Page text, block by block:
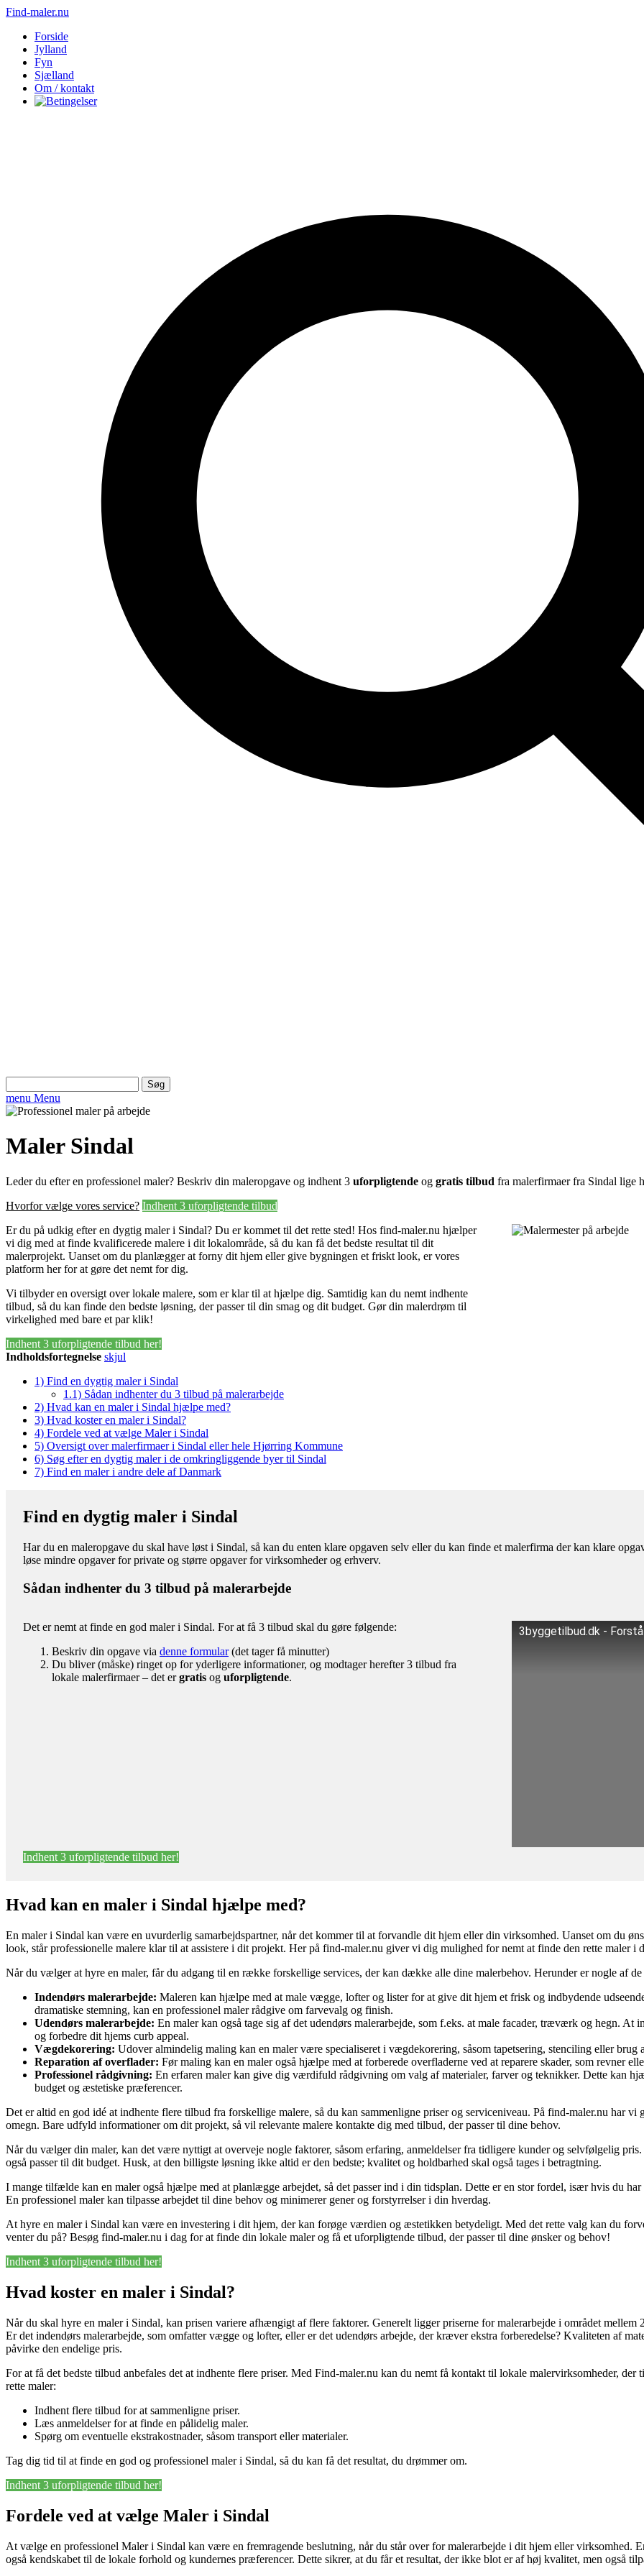
Find-maler.nu
Forside
Jylland
Fyn
Sjælland
Om / kontakt
efter:
menu Menu
Maler Sindal
Leder du efter en professionel maler? Beskriv din maleropgave og indhent 3 uforpligtende og gratis tilbud fra malerfirmaer fra Sindal lige
Hvorfor vælge vores service? Indhent 3 uforpligtende tilbud
Er du på udkig efter en dygtig maler i Sindal? Du er kommet til det rette sted! Hos find-maler.nu hjælper
vi dig med at finde kvalificerede malere i dit lokalområde, så du kan få det bedste resultat til dit
malerprojekt. Uanset om du planlægger at forny dit hjem eller give bygningen et friskt look, er vores
platform her for at gøre det nemt for dig.
Vi tilbyder en oversigt over lokale malere, som er klar til at hjælpe dig. Samtidig kan du nemt indhente
tilbud, så du kan finde den bedste løsning, der passer til din smag og dit budget. Gør din malerdrøm til
virkelighed med bare et par klik!
Indhent 3 uforpligtende tilbud her!
Indholdsfortegnelse skjul
1) Find en dygtig maler i Sindal
1.1) Sådan indhenter du 3 tilbud på malerarbejde
2) Hvad kan en maler i Sindal hjælpe med?
3) Hvad koster en maler i Sindal?
4) Fordele ved at vælge Maler i Sindal
5) Oversigt over malerfirmaer i Sindal eller hele Hjørring Kommune
6) Søg efter en dygtig maler i de omkringliggende byer til Sindal
7) Find en maler i andre dele af Danmark
Find en dygtig maler i Sindal
Har du en maleropgave du skal have løst i Sindal, så kan du enten klare opgaven selv eller du kan finde et malerfirma der kan klare
løse mindre opgaver for private og større opgaver for virksomheder og erhverv.
Sådan indhenter du 3 tilbud på malerarbejde
Det er nemt at finde en god maler i Sindal. For at få 3 tilbud skal du gøre følgende:
Beskriv din opgave via denne formular(det tager få minutter)
Du bliver (måske) ringet op for yderligere informationer, og modtager herefter 3 tilbud fra
lokale malerfirmaer – det ergratis og uforpligtende.
3byggetilbud.dk -
Indhent 3 uforpligtende tilbud her!
Hvad kan en maler i Sindal hjælpe med?
En maler i Sindal kan være en uvurderlig samarbejdspartner, når det kommer til at forvandle dit hjem eller din virksomhed. Uanset om du
look, står professionelle malere klar til at assistere i dit projekt. Her på find-maler.nu giver vi dig mulighed for nemt at finde den rette maler i
Når du vælger at hyre en maler, får du adgang til en række forskellige services, der kan dække alle dine malerbehov. Herunder er nogle af
Indendørs malerarbejde: Maleren kan hjælpe med at male vægge, lofter og lister for at give dit hjem et frisk og indbydende
dramatiske stemning, kan en professionel maler rådgive om farvevalg og finish.
Udendørs malerarbejde: En maler kan også tage sig af det udendørs malerarbejde, som f.eks. at male facader, træværk og hegn.
og forbedre dit hjems curb appeal.
Vægdekorering: Udover almindelig maling kan en maler være specialiseret i vægdekorering, såsom tapetsering, stenciling eller
Reparation af overflader: Før maling kan en maler også hjælpe med at forberede overfladerne ved at reparere skader, som revner
Professionel rådgivning: En erfaren maler kan give dig værdifuld rådgivning om valg af materialer, farver og teknikker. Dette kan
budget og æstetiske præferencer.
Det er altid en god idé at indhente flere tilbud fra forskellige malere, så du kan sammenligne priser og serviceniveau. På find-maler.nu har
omegn. Bare udfyld informationer om dit projekt, så vil relevante malere kontakte dig med tilbud, der passer til dine behov.
Når du vælger din maler, kan det være nyttigt at overveje nogle faktorer, såsom erfaring, anmeldelser fra tidligere kunder og selvfølgelig
også passer til dit budget. Husk, at den billigste løsning ikke altid er den bedste; kvalitet og holdbarhed skal også tages i betragtning.
I mange tilfælde kan en maler også hjælpe med at planlægge arbejdet, så det passer ind i din tidsplan. Dette er en stor fordel, især hvis du
En professionel maler kan tilpasse arbejdet til dine behov og minimerer gener og forstyrrelser i din hverdag.
At hyre en maler i Sindal kan være en investering i dit hjem, der kan forøge værdien og æstetikken betydeligt. Med det rette valg kan du
venter du på? Besøg find-maler.nu i dag for at finde din lokale maler og få et uforpligtende tilbud, der passer til dine ønsker og behov!
Indhent 3 uforpligtende tilbud her!
Hvad koster en maler i Sindal?
Når du skal hyre en maler i Sindal, kan prisen variere afhængigt af flere faktorer. Generelt ligger priserne for malerarbejde i området
Er det indendørs malerarbejde, som omfatter vægge og lofter, eller er det udendørs arbejde, der kræver ekstra forberedelse? Kvaliteten af
påvirke den endelige pris.
For at få det bedste tilbud anbefales det at indhente flere priser. Med Find-maler.nu kan du nemt få kontakt til lokale malervirksomheder,
rette maler:
Indhent flere tilbud for at sammenligne priser.
Læs anmeldelser for at finde en pålidelig maler.
Spørg om eventuelle ekstrakostnader, såsom transport eller materialer.
Tag dig tid til at finde en god og professionel maler i Sindal, så du kan få det resultat, du drømmer om.
Indhent 3 uforpligtende tilbud her!
Fordele ved at vælge Maler i Sindal
At vælge en professionel Maler i Sindal kan være en fremragende beslutning, når du står over for malerarbejde i dit hjem eller virksomhed.
også kendskabet til de lokale forhold og kundernes præferencer. Dette sikrer, at du får et resultat, der ikke blot er af høj kvalitet, men også